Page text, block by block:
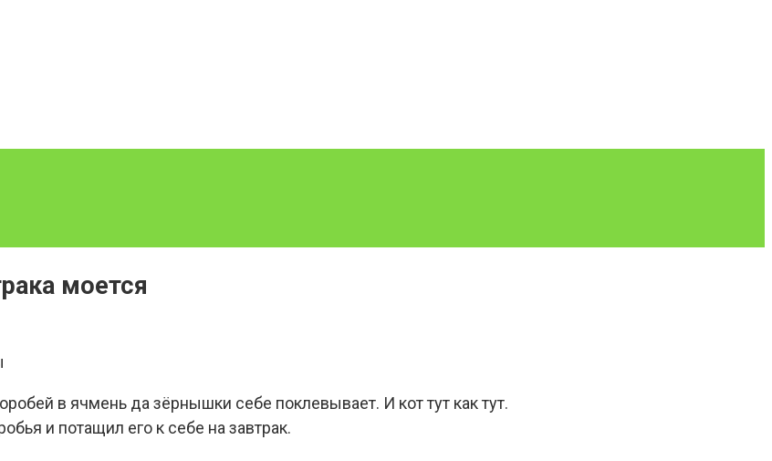
моется
в ячмень да зёрнышки себе поклевывает. И кот тут как тут.
и потащил его к себе на завтрак.